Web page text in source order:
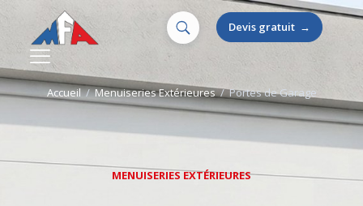
Devis gratuit →
Accueil/Menuiseries Extérieures/Portes de Garage
MENUISERIES EXTÉRIEURES